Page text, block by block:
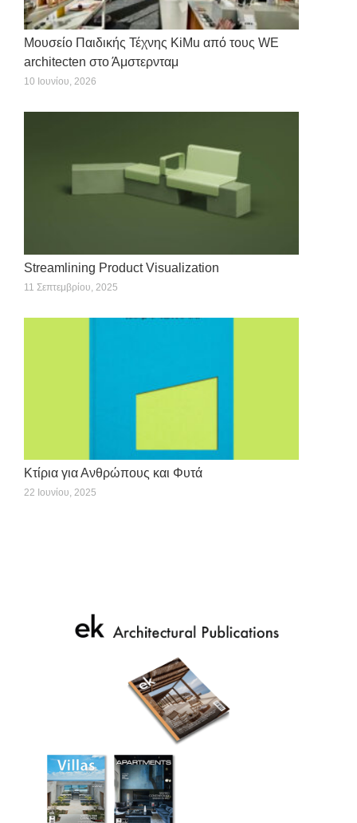
Μουσείο Παιδικής Τέχνης KiMu από τους WE
architecten στο Άμστερνταμ
10 Ιουνίου, 2026
Streamlining Product Visualization
11 Σεπτεμβρίου, 2025
Κτίρια για Ανθρώπους και Φυτά
22 Ιουνίου, 2025